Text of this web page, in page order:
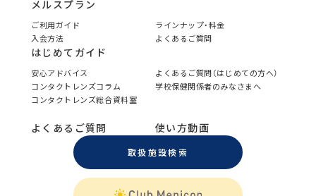
メルスプラン
ご利用ガイド
ラインナップ・料金
入会方法
よくあるご質問
はじめてガイド
安心アドバイス
よくあるご質問（はじめての方へ）
コンタクトレンズコラム
学校保健関係者のみなさまへ
コンタクトレンズ総合資料室
よくあるご質問 使い方動画
取扱施設検索